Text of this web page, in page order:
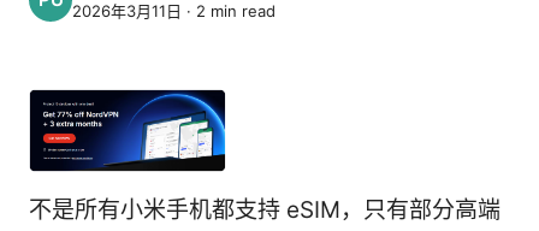
2026年3月11日 · 2 min read
不是所有小米手机都支持 eSIM，只有部分高端